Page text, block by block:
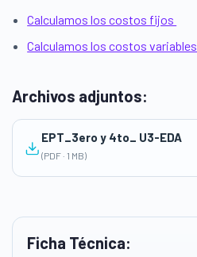
Ficha Técnica:
Calculamos los costos fijos
Calculamos los costos variables
Archivos adjuntos:
EPT_3ero y 4to_ U3-EDA
(PDF · 1 MB)